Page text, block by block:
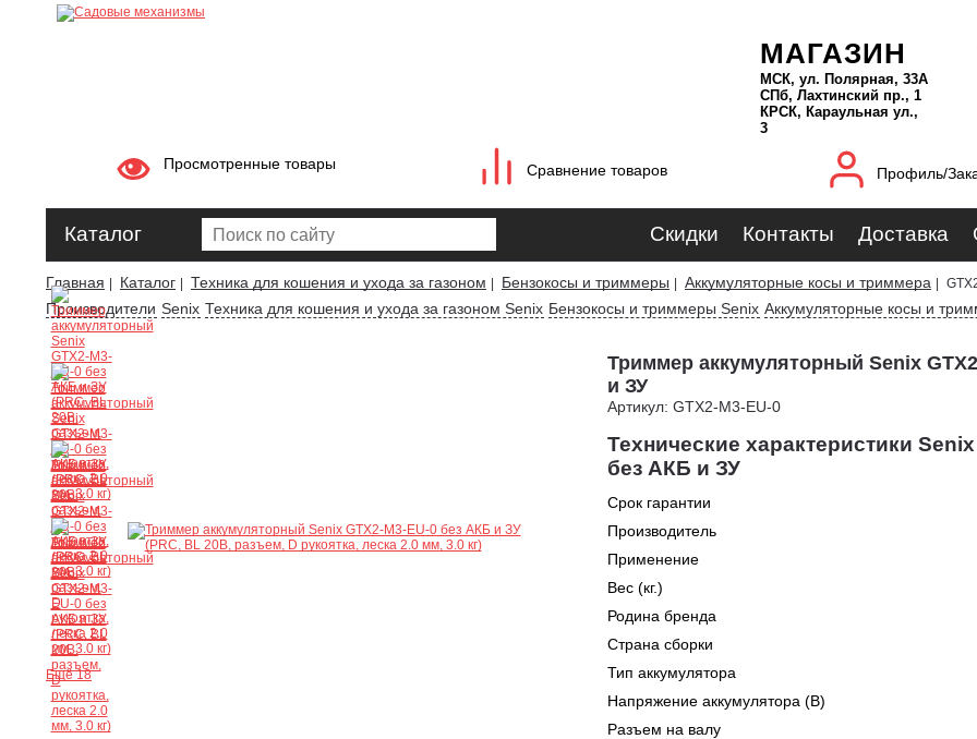
МАГАЗИН
МСК, ул. Полярная, 33А
СПб, Лахтинский пр., 1
КРСК, Караульная ул.,
3
Просмотренные товары Сравнение товаров Профиль/
Каталог Скидки Контакты Доставка
Главная Каталог Техника для кошения и ухода за газоном Бензокосы и триммеры Аккумуляторные косы и триммера
Производители Senix Техника для кошения и ухода за газоном Senix Бензокосы и триммеры Senix Аккумуляторные косы и
Ещё 18
Триммер аккумуляторный Senix
и ЗУ
Артикул: GTX2-M3-EU-0
Технические характеристики
без АКБ и ЗУ
Срок гарантии
Производитель
Применение
Вес (кг.)
Родина бренда
Страна сборки
Тип аккумулятора
Напряжение аккумулятора (В)
Разъем на валу